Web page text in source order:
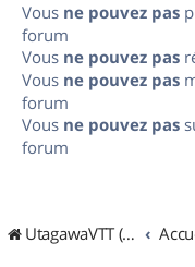
Vous ne pouvez pas
forum
Vous ne pouvez pas
Vous ne pouvez pas
forum
Vous ne pouvez pas
forum
UtagawaVTT (Randos VTT et VTTAE avec traces GPS)